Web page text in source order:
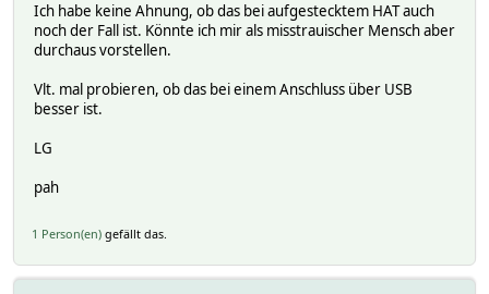
Ich habe keine Ahnung, ob das bei aufgestecktem HAT auch
noch der Fall ist. Könnte ich mir als misstrauischer Mensch aber
durchaus vorstellen.
Vlt. mal probieren, ob das bei einem Anschluss über USB
besser ist.
LG
pah
1 Person(en) gefällt das.